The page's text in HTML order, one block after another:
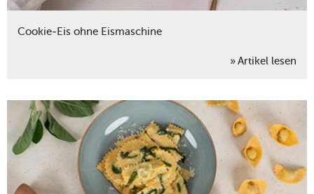
Cookie-Eis ohne Eismaschine
Artikel lesen